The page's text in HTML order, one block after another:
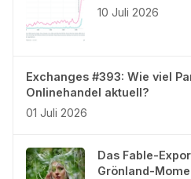
10 Juli 2026
Exchanges #393: Wie viel
Onlinehandel aktuell?
01 Juli 2026
Das Fable-
Grönland-